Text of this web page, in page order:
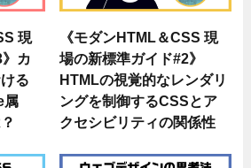
現
カ
る
属
《モダンHTML＆CSS 現
場の新標準ガイド#2》
HTMLの視覚的なレンダリ
ングを制御するCSSとア
クセシビリティの関係性